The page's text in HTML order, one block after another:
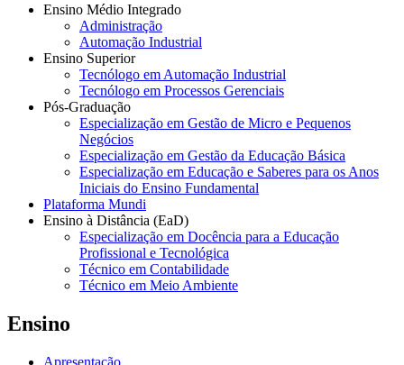
Ensino Médio Integrado
Administração
Automação Industrial
Ensino Superior
Tecnólogo em Automação Industrial
Tecnólogo em Processos Gerenciais
Pós-Graduação
Especialização em Gestão de Micro e Pequenos
Negócios
Especialização em Gestão da Educação Básica
Especialização em Educação e Saberes para os Anos
Iniciais do Ensino Fundamental
Plataforma Mundi
Ensino à Distância (EaD)
Especialização em Docência para a Educação
Profissional e Tecnológica
Técnico em Contabilidade
Técnico em Meio Ambiente
Ensino
Apresentação